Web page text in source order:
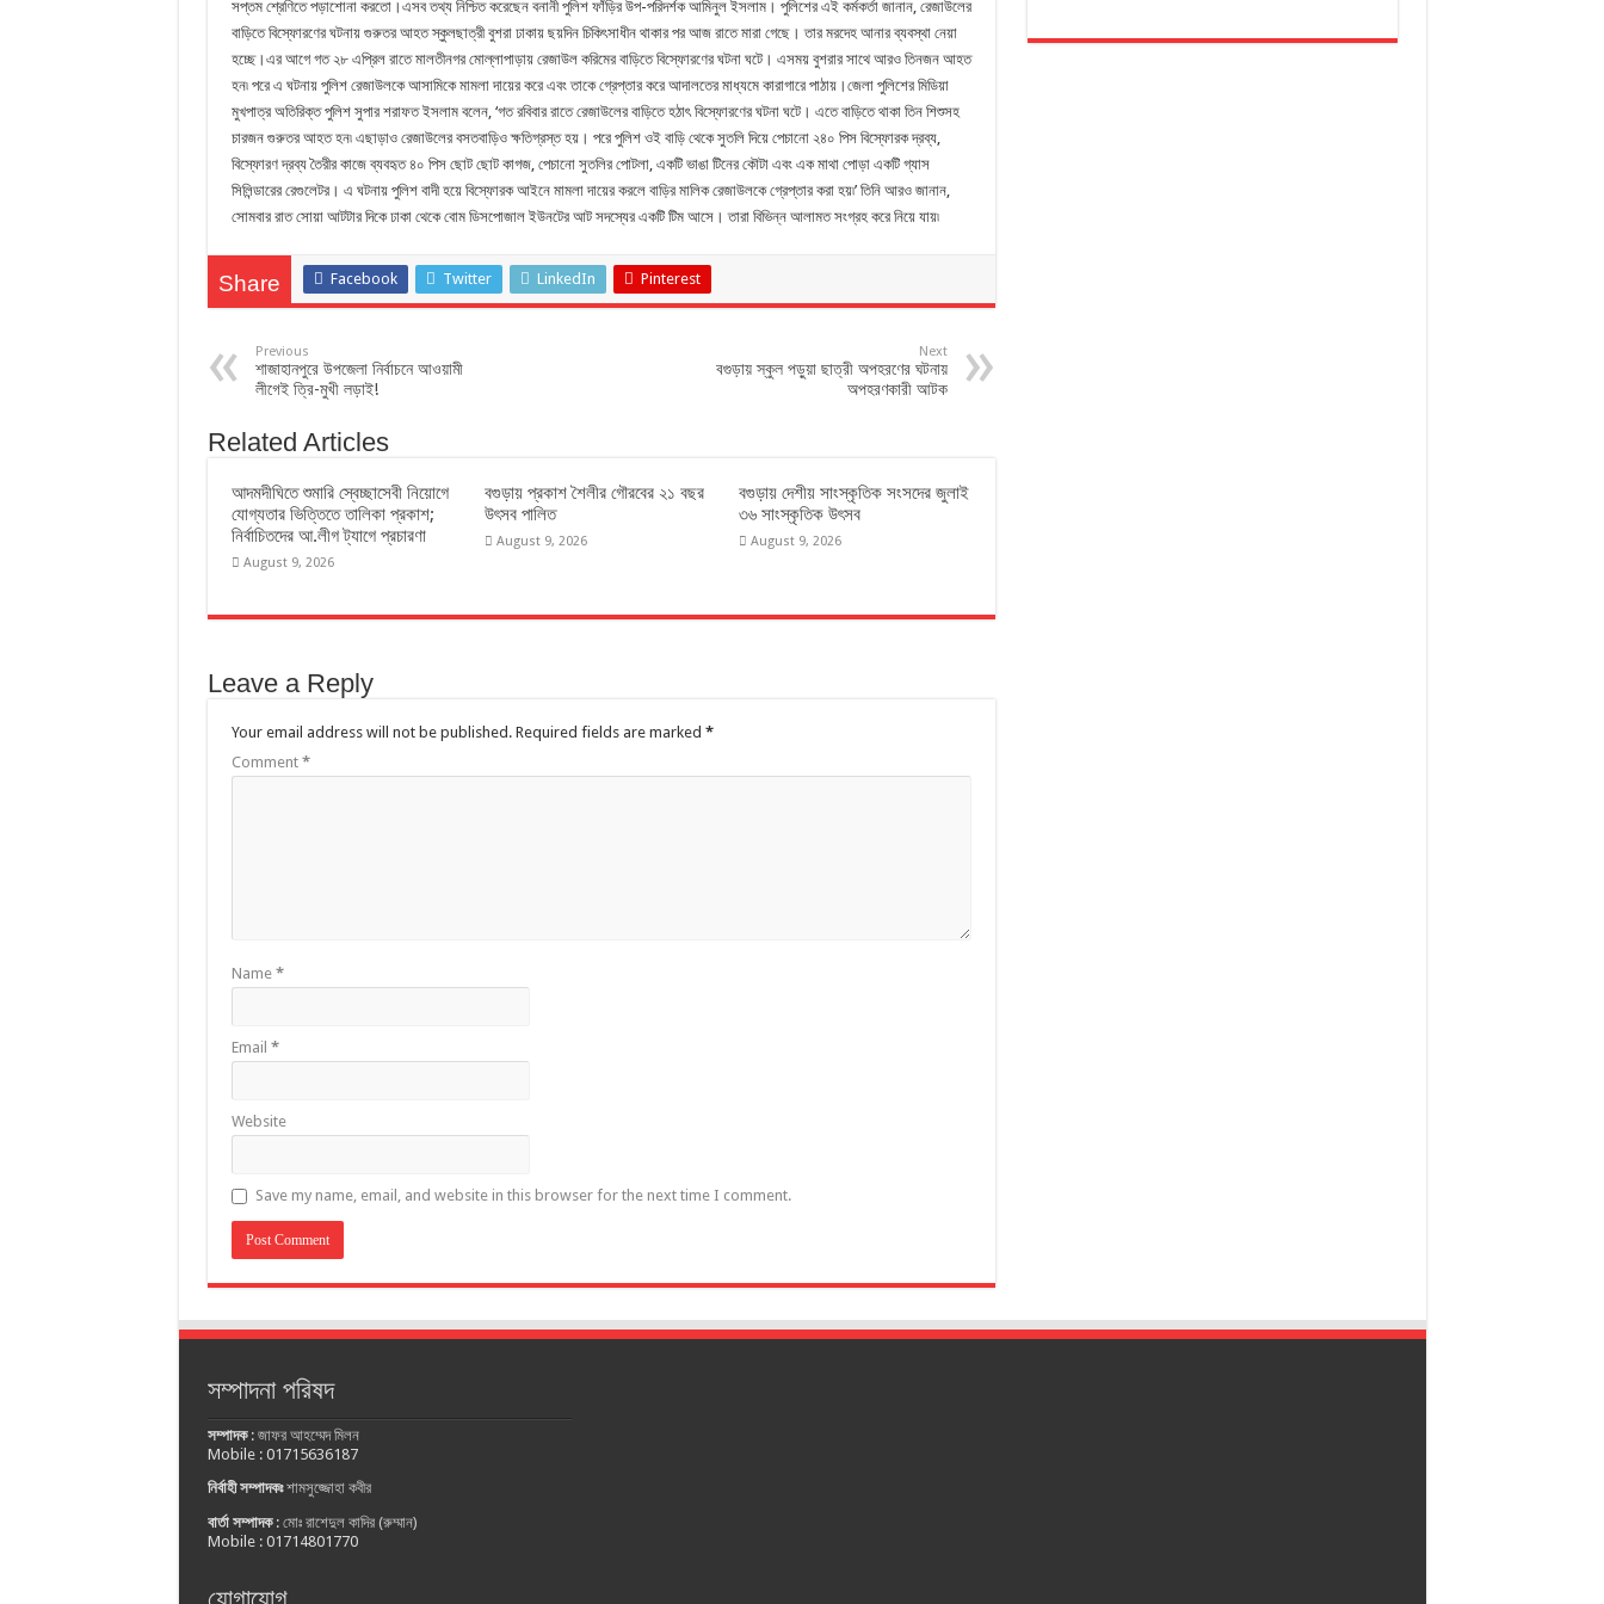
সপ্তম শ্রেণিতে পড়াশোনা করতো।এসব তথ্য নিশ্চিত করেছেন বনানী পুলিশ ফাঁড়ির উপ-পরিদর্শক আমিনুল ইসলাম। পুলিশের এই কর্মকর্তা জানান, রেজাউলের
বাড়িতে বিস্ফোরণের ঘটনায় গুরুতর আহত স্কুলছাত্রী বুশরা ঢাকায় ছয়দিন চিকিৎসাধীন থাকার পর আজ রাতে মারা গেছে। তার মরদেহ আনার ব্যবস্থা নেয়া
হচ্ছে।এর আগে গত ২৮ এপ্রিল রাতে মালতীনগর মোল্লাপাড়ায় রেজাউল করিমের বাড়িতে বিস্ফোরণের ঘটনা ঘটে। এসময় বুশরার সাথে আরও তিনজন আহত
হন৷ পরে এ ঘটনায় পুলিশ রেজাউলকে আসামিকে মামলা দায়ের করে এবং তাকে গ্রেপ্তার করে আদালতের মাধ্যমে কারাগারে পাঠায়।জেলা পুলিশের মিডিয়া
মুখপাত্র অতিরিক্ত পুলিশ সুপার শরাফত ইসলাম বলেন, ‘গত রবিবার রাতে রেজাউলের বাড়িতে হঠাৎ বিস্ফোরণের ঘটনা ঘটে। এতে বাড়িতে থাকা তিন শিশুসহ
চারজন গুরুতর আহত হন৷ এছাড়াও রেজাউলের বসতবাড়িও ক্ষতিগ্রস্ত হয়। পরে পুলিশ ওই বাড়ি থেকে সুতলি দিয়ে পেচানো ২৪০ পিস বিস্ফোরক দ্রব্য,
বিস্ফোরণ দ্রব্য তৈরীর কাজে ব্যবহৃত ৪০ পিস ছোট ছোট কাগজ, পেচানো সুতলির পোটলা, একটি ভাঙা টিনের কৌটা এবং এক মাথা পোড়া একটি গ্যাস
সিলিন্ডারের রেগুলেটর। এ ঘটনায় পুলিশ বাদী হয়ে বিস্ফোরক আইনে মামলা দায়ের করলে বাড়ির মালিক রেজাউলকে গ্রেপ্তার করা হয়৷’ তিনি আরও জানান,
সোমবার রাত সোয়া আটটার দিকে ঢাকা থেকে বোম ডিসপোজাল ইউনটের আট সদস্যের একটি টিম আসে। তারা বিভিন্ন আলামত সংগ্রহ করে নিয়ে যায়৷
Share Facebook Twitter LinkedIn Pinterest
Previous
শাজাহানপুরে উপজেলা নির্বাচনে আওয়ামী
লীগেই ত্রি-মুখী লড়াই!
Next
বগুড়ায় স্কুল পড়ুয়া ছাত্রী অপহরণের ঘটনায়
অপহরণকারী আটক
Related Articles
আদমদীঘিতে শুমারি স্বেচ্ছাসেবী নিয়োগে
যোগ্যতার ভিত্তিতে তালিকা প্রকাশ;
নির্বাচিতদের আ.লীগ ট্যাগে প্রচারণা
August 9, 2026
বগুড়ায় প্রকাশ শৈলীর গৌরবের ২১ বছর
উৎসব পা‌লিত
August 9, 2026
বগুড়ায় দেশীয় সাংস্কৃতিক সংসদের জুলাই
৩৬ সাংস্কৃতিক উৎসব
August 9, 2026
Leave a Reply
Your email address will not be published. Required fields are marked *
Comment *
Name *
Email *
Website
Save my name, email, and website in this browser for the next time I comment.
সম্পাদনা পরিষদ
সম্পাদক: জাফর আহম্মেদ মিলন
Mobile : 01715636187
নির্বাহী সম্পাদকঃশামসুজ্জোহা কবীর
বার্তা সম্পাদক: মোঃ রাশেদুল কাদির (রুম্মান)
Mobile : 01714801770